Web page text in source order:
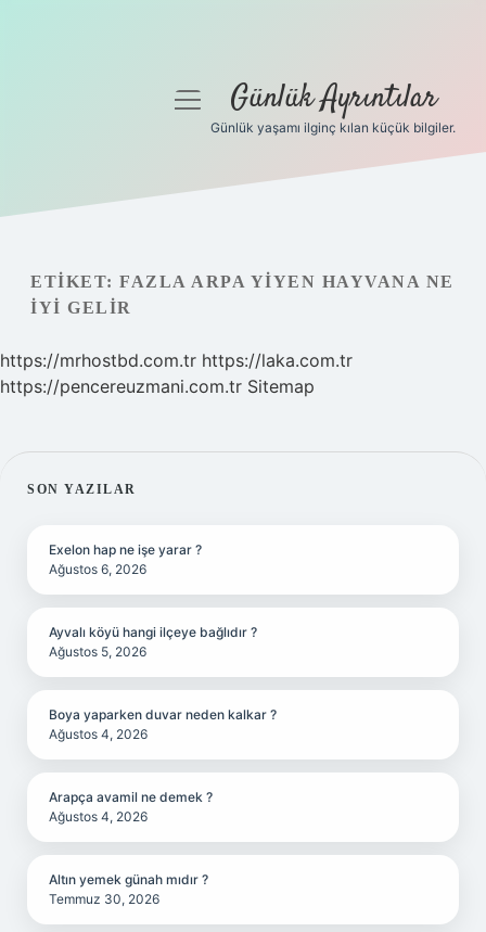
Gizlilik Politikası
Hakkımızda
menüyüGünlük Ayrıntılar
Günlük yaşamı ilginç kılan küçük bilgiler.
ETIKET: FAZLA ARPA YIYEN HAYVANA NE
IYI GELIR
https://mrhostbd.com.tr https://laka.com.tr
https://pencereuzmani.com.tr Sitemap
SIDEBAR
SON YAZILAR
Exelon hap ne işe yarar ?
Ağustos 6, 2026
Ayvalı köyü hangi ilçeye bağlıdır ?
Ağustos 5, 2026
Boya yaparken duvar neden kalkar ?
Ağustos 4, 2026
Arapça avamil ne demek ?
Ağustos 4, 2026
Altın yemek günah mıdır ?
Temmuz 30, 2026